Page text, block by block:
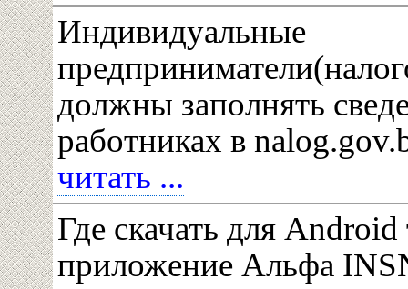
Индивидуальные
должны заполнять
работниках в
читать ...
Где скачать для
приложение Альфа